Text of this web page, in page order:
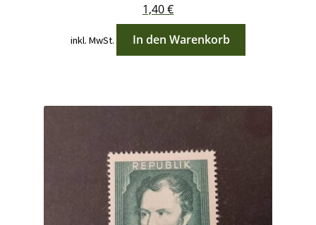
1,40€
inkl. MwSt. In den Warenkorb